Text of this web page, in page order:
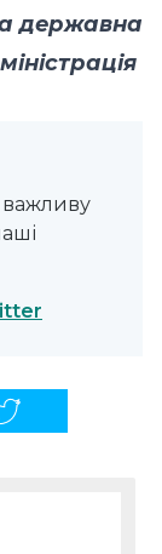
державна